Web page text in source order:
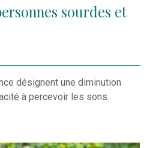
sourdes et
désignent une diminution
à percevoir les sons.